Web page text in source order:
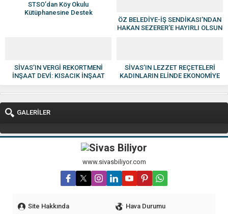
STSO’dan Köy Okulu
Kütüphanesine Destek
ÖZ BELEDİYE-İŞ SENDİKASI’NDAN
HAKAN SEZERER’E HAYIRLI OLSUN
SİVAS’IN VERGİ REKORTMENİ
İNŞAAT DEVİ: KISACIK İNŞAAT
GÜVEN VE KALİTENİN ADI OLDU
SİVAS’IN LEZZET REÇETELERİ
KADINLARIN ELİNDE EKONOMİYE
KAZANDIRILIYOR
GALERİLER
www.sivasbiliyor.com
Site Hakkında Hava Durumu